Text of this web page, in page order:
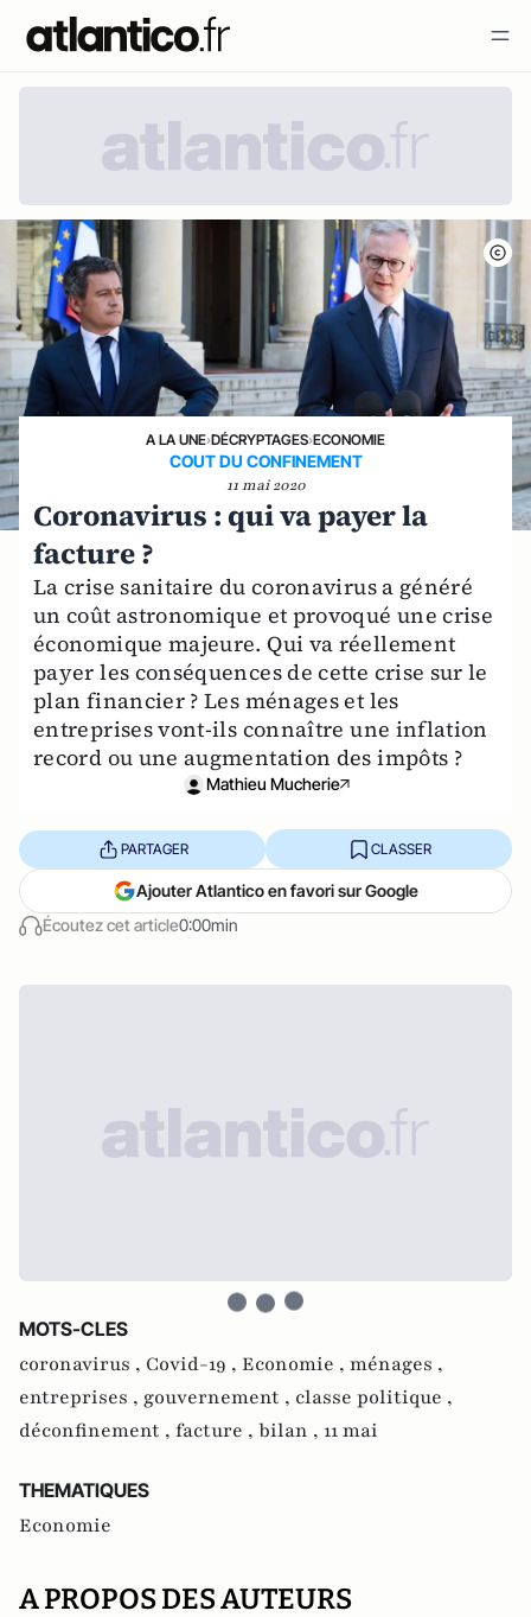
A LA UNE›DÉCRYPTAGES›ECONOMIE
COUT DU CONFINEMENT
11 mai 2020
Coronavirus : qui va payer la
facture ?
La crise sanitaire du coronavirus a généré
un coût astronomique et provoqué une crise
économique majeure. Qui va réellement
payer les conséquences de cette crise sur le
plan financier ? Les ménages et les
entreprises vont-ils connaître une inflation
record ou une augmentation des impôts ?
Mathieu Mucherie
Écoutez cet article0:00min
PARTAGER CLASSER
Ajouter Atlantico en favori sur Google
MOTS-CLES
coronavirus , Covid-19 , Economie , ménages ,
entreprises , gouvernement , classe politique ,
déconfinement , facture , bilan , 11 mai
THEMATIQUES
Economie
A PROPOS DES AUTEURS